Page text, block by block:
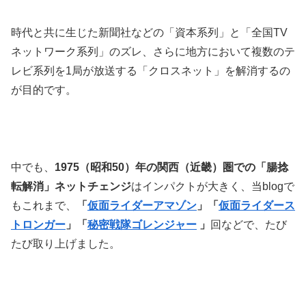
時代と共に生じた新聞社などの「資本系列」と「全国TV
ネットワーク系列」のズレ、さらに地方において複数のテ
レビ系列を1局が放送する「クロスネット」を解消するの
が目的です。
中でも、 1975（昭和50）年の関西（近畿）圏での「腸捻
転解消」ネットチェンジはインパクトが大きく、当blogで
もこれまで、
「 仮面ライダーアマゾン 」 「 仮面ライダース
トロンガー 」 「 秘密戦隊ゴレンジャー 」
回などで、たび
たび取り上げました。